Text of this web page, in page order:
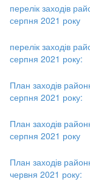
перелік заходів
серпня 2021 року
перелік заходів
серпня 2021 року:
План заходів
серпня 2021 року:
План заходів
серпня 2021 року
План заходів
червня 2021 року: